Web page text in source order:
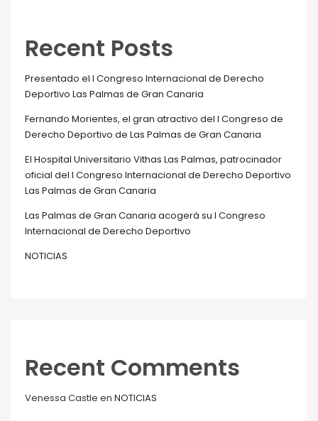
Recent Posts
Presentado el I Congreso Internacional de Derecho
Deportivo Las Palmas de Gran Canaria
Fernando Morientes, el gran atractivo del I Congreso de
Derecho Deportivo de Las Palmas de Gran Canaria
El Hospital Universitario Vithas Las Palmas, patrocinador
oficial del I Congreso Internacional de Derecho Deportivo
Las Palmas de Gran Canaria
Las Palmas de Gran Canaria acogerá su I Congreso
Internacional de Derecho Deportivo
NOTICIAS
Recent Comments
Venessa Castle en NOTICIAS